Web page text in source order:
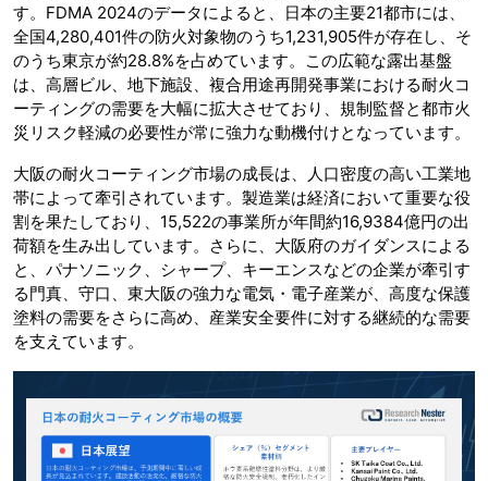
す。FDMA 2024のデータによると、日本の主要21都市には、
全国4,280,401件の防火対象物のうち1,231,905件が存在し、そ
のうち東京が約28.8%を占めています。この広範な露出基盤
は、高層ビル、地下施設、複合用途再開発事業における耐火コ
ーティングの需要を大幅に拡大させており、規制監督と都市火
災リスク軽減の必要性が常に強力な動機付けとなっています。
大阪の耐火コーティング市場の成長は、人口密度の高い工業地
帯によって牽引されています。製造業は経済において重要な役
割を果たしており、15,522の事業所が年間約16,9384億円の出
荷額を生み出しています。さらに、大阪府のガイダンスによる
と、パナソニック、シャープ、キーエンスなどの企業が牽引す
る門真、守口、東大阪の強力な電気・電子産業が、高度な保護
塗料の需要をさらに高め、産業安全要件に対する継続的な需要
を支えています。